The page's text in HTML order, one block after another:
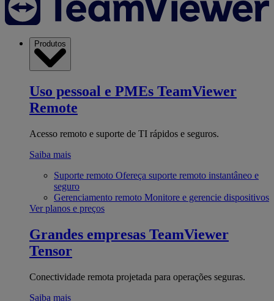
Produtos
Uso pessoal e PMEs TeamViewer
Remote
Acesso remoto e suporte de TI rápidos e seguros.
Saiba mais
Suporte remoto Ofereça suporte remoto instantâneo e
seguro
Gerenciamento remoto Monitore e gerencie dispositivos
Ver planos e preços
Grandes empresas TeamViewer
Tensor
Conectividade remota projetada para operações seguras.
Saiba mais